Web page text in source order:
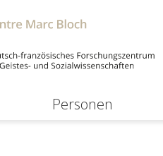
Personen